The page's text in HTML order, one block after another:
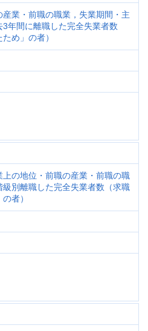
業・前職の職業，失業期間・主
年間に離職した完全失業者数
め」の者）
の地位・前職の産業・前職の職
別離職した完全失業者数（求職
者）